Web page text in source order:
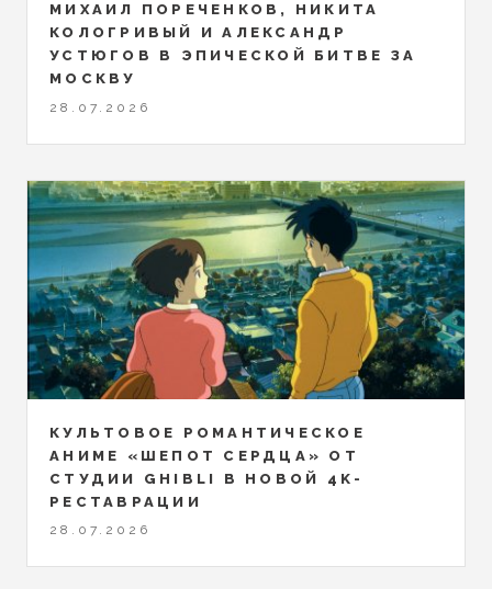
МИХАИЛ ПОРЕЧЕНКОВ, НИКИТА
КОЛОГРИВЫЙ И АЛЕКСАНДР
УСТЮГОВ В ЭПИЧЕСКОЙ БИТВЕ ЗА
МОСКВУ
28.07.2026
КУЛЬТОВОЕ РОМАНТИЧЕСКОЕ
АНИМЕ «ШЕПОТ СЕРДЦА» ОТ
СТУДИИ GHIBLI В НОВОЙ 4K-
РЕСТАВРАЦИИ
28.07.2026